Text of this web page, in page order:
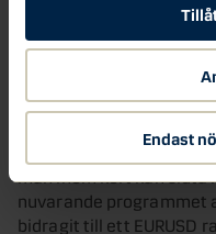
Endast
Veckan som kommer
konjukturprognoser
arbetslöshetsstatistik
konjunkturbarometer
räntebeskedet från
nuvarande programmet
bidragit till ett EURUSD